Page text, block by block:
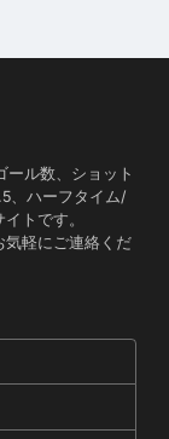
ル数、ショット
、ハーフタイム/
トです。
気軽にご連絡くだ